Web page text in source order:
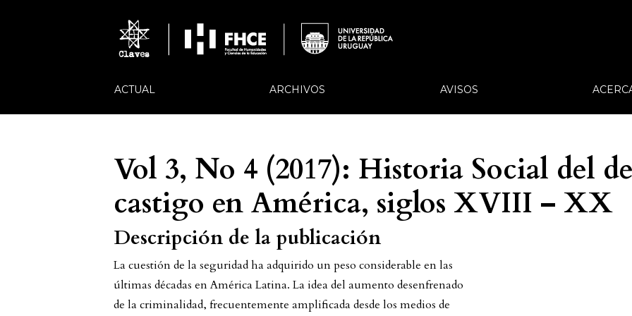
ACTUAL ARCHIVOS AVISOS
Vol 3, No 4 (2017): Historia Social del
castigo en América, siglos XVIII – XX
Descripción de la publicación
La cuestión de la seguridad ha adquirido un peso considerable en las
últimas décadas en América Latina. La idea del aumento desenfrenado
de la criminalidad, frecuentemente amplificada desde los medios de